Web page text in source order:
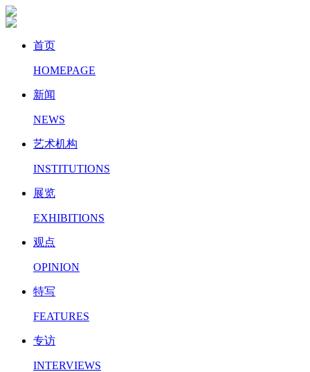
首页
HOMEPAGE
新闻
NEWS
艺术机构
INSTITUTIONS
展览
EXHIBITIONS
观点
OPINION
特写
FEATURES
专访
INTERVIEWS